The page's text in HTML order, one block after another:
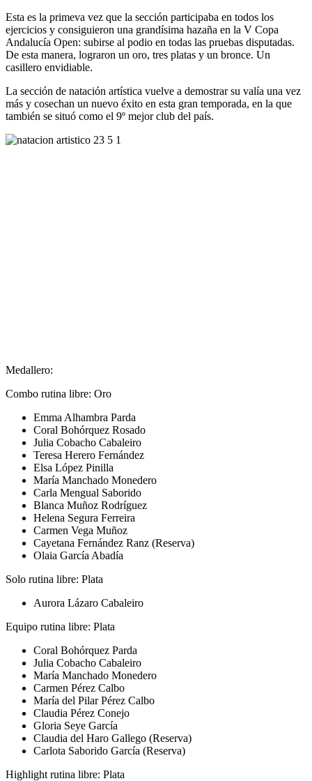
Esta es la primeva vez que la sección participaba en todos los
ejercicios y consiguieron una grandísima hazaña en la V Copa
Andalucía Open: subirse al podio en todas las pruebas disputadas.
De esta manera, lograron un oro, tres platas y un bronce. Un
casillero envidiable.
La sección de natación artística vuelve a demostrar su valía una vez
más y cosechan un nuevo éxito en esta gran temporada, en la que
también se situó como el 9º mejor club del país.
Medallero:
Combo rutina libre: Oro
Emma Alhambra Parda
Coral Bohórquez Rosado
Julia Cobacho Cabaleiro
Teresa Herero Fernández
Elsa López Pinilla
María Manchado Monedero
Carla Mengual Saborido
Blanca Muñoz Rodríguez
Helena Segura Ferreira
Carmen Vega Muñoz
Cayetana Fernández Ranz (Reserva)
Olaia García Abadía
Solo rutina libre: Plata
Aurora Lázaro Cabaleiro
Equipo rutina libre: Plata
Coral Bohórquez Parda
Julia Cobacho Cabaleiro
María Manchado Monedero
Carmen Pérez Calbo
María del Pilar Pérez Calbo
Claudia Pérez Conejo
Gloria Seye García
Claudia del Haro Gallego (Reserva)
Carlota Saborido García (Reserva)
Highlight rutina libre: Plata